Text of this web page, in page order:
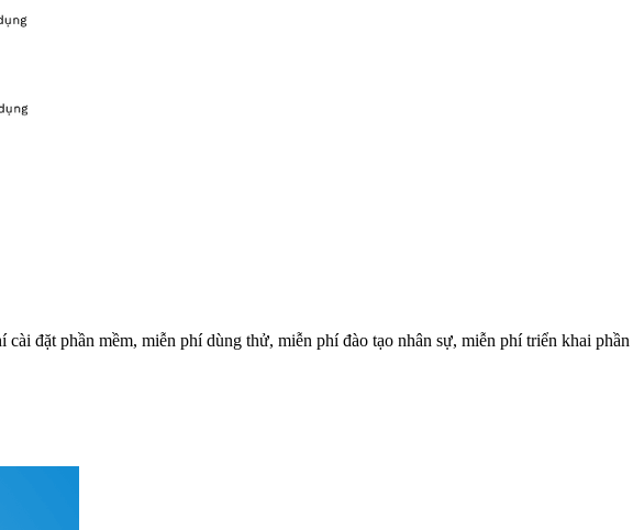
đặt phần mềm, miễn phí dùng thử, miễn phí đào tạo nhân sự, miễn phí triển khai phần